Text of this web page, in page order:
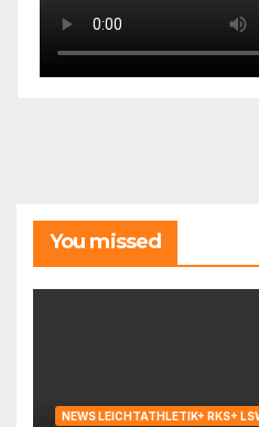
You missed
NEWS LEICHTATHLETIK+ RKS+